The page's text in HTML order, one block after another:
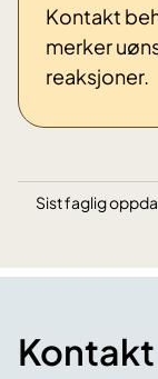
Kontakt
merker
reaksjoner.
Sist faglig
Kontakt